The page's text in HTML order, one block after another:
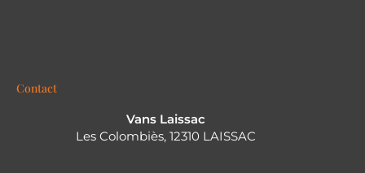
Contact
Vans Laissac
Les Colombiès, 12310 LAISSAC